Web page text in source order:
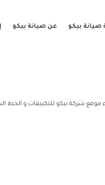
صيانة بيكو عن صيانة بيكو
موقع شركة بيكو للتكييفات و الخط